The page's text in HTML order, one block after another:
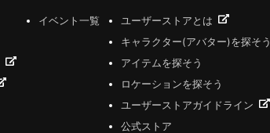
イベント一覧
ユーザーストアとは
キャラクター(アバター)を探そう
アイテムを探そう
ロケーションを探そう
ユーザーストアガイドライン
公式ストア